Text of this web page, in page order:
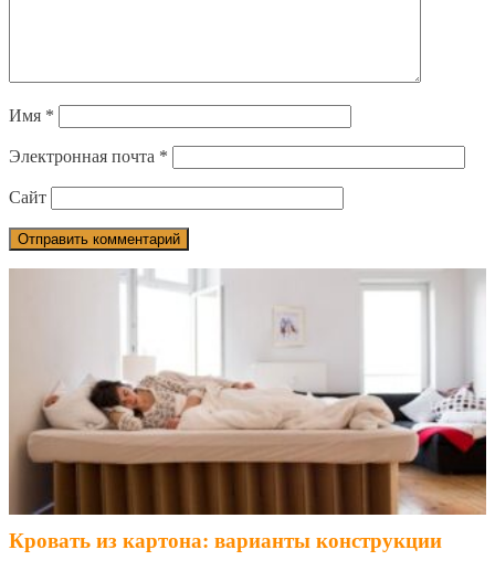
Имя *
Электронная почта *
Сайт
Кровать из картона: варианты конструкции